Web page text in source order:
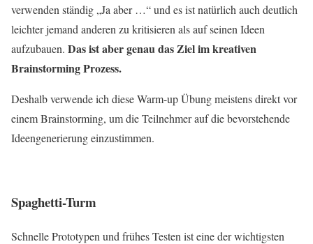
verwenden ständig „Ja aber …“ und es ist natürlich auch deutlich
leichter jemand anderen zu kritisieren als auf seinen Ideen
aufzubauen. Das ist aber genau das Ziel im kreativen
Brainstorming Prozess.
Deshalb verwende ich diese Warm-up Übung meistens direkt vor
einem Brainstorming, um die Teilnehmer auf die bevorstehende
Ideengenerierung einzustimmen.
Spaghetti-Turm
Schnelle Prototypen und frühes Testen ist eine der wichtigsten